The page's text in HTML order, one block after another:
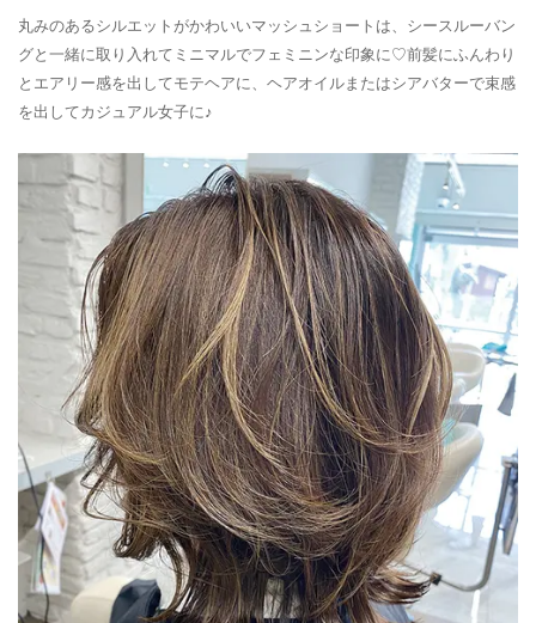
丸みのあるシルエットがかわいいマッシュショートは、シースルーバン
グと一緒に取り入れてミニマルでフェミニンな印象に♡前髪にふんわり
とエアリー感を出してモテヘアに、ヘアオイルまたはシアバターで束感
を出してカジュアル女子に♪